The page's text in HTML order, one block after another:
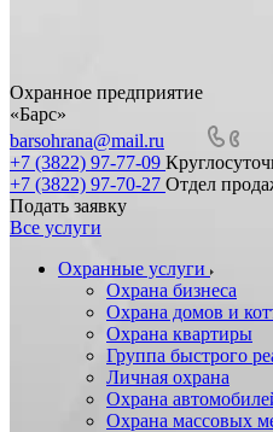
Охранное предприятие
«Барс»
barsohrana@mail.ru
+7 (3822) 97-77-09
+7 (3822) 97-70-27 Отдел
Подать заявку
Все услуги
Охранные услуги
Охрана бизнеса
Охрана домов и
Охрана квартиры
Группа быстрого
Личная охрана
Охрана
Охрана массовых